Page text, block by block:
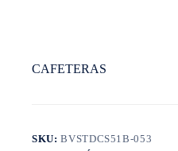
CAFETERAS
SKU:BVSTDCS51B-053